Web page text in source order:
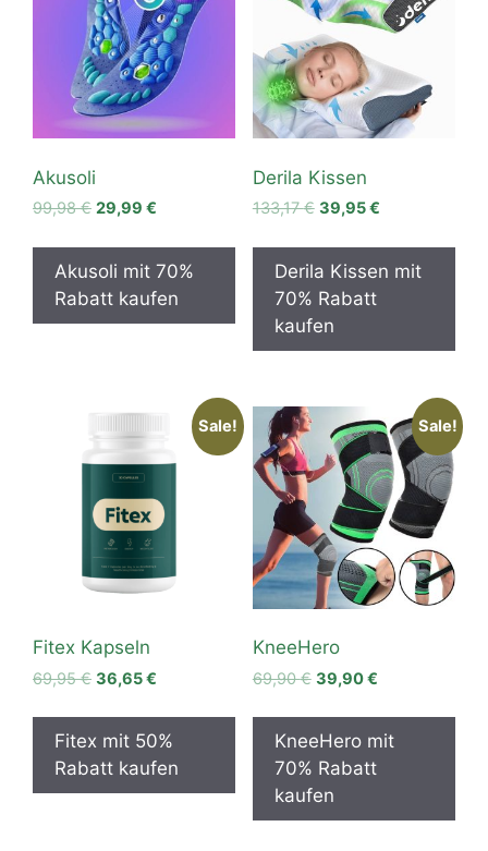
Akusoli
99,98€ Original
was:
99,98 €.
29,99 €
is:
29,99 €.
Akusoli mit 70%
Rabatt kaufen
Derila Kissen
133,17€ Original
was:
133,17 €.
39,95€Current
is:
39,95 €.
Derila Kissen mit
70% Rabatt
kaufen
Sale!
Fitex Kapseln
69,95€ Original
was:
69,95 €.
36,65€
is:
36,65 €.
Fitex mit 50%
Rabatt kaufen
Sale!
KneeHero
69,90€ Original
was:
69,90 €.
39,90€Current
is:
39,90 €.
KneeHero mit
70% Rabatt
kaufen